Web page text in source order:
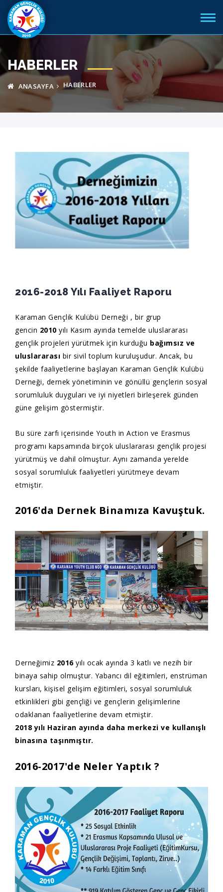
HABERLER
ANASAYFA HABERLER
2016-2018 Yılı Faaliyet Raporu
Karaman Gençlik Kulübü Derneği , bir grup
gencin 2010 yılı Kasım ayında temelde uluslararası
gençlik projeleri yürütmek için kurduğu bağımsız ve
uluslararası bir sivil toplum kuruluşudur. Ancak, bu
şekilde faaliyetlerine başlayan Karaman Gençlik Kulübü
Derneği, dernek yönetiminin ve gönüllü gençlerin sosyal
sorumluluk duyguları ve iyi niyetleri birleşerek günden
güne gelişim göstermiştir.
Bu süre zarfı içerisinde Youth in Action ve Erasmus
programı kapsamında birçok uluslararası gençlik projesi
yürütmüş ve dahil olmuştur. Aynı zamanda yerelde
sosyal sorumluluk faaliyetleri yürütmeye devam
etmiştir.
2016'da Dernek Binamıza Kavuştuk.
Derneğimiz 2016yılı ocak ayında 3 katlı ve nezih bir
binaya sahip olmuştur. Yabancı dil eğitimleri, enstrüman
kursları, kişisel gelişim eğitimleri, sosyal sorumluluk
etkinlikleri gibi gençliği ve gençlerin gelişimlerine
odaklanan faaliyetlerine devam etmiştir.
2018 yılı Haziran ayında daha merkezi ve kullanışlı
binasına taşınmıştır.
2016-2017'de Neler Yaptık ?